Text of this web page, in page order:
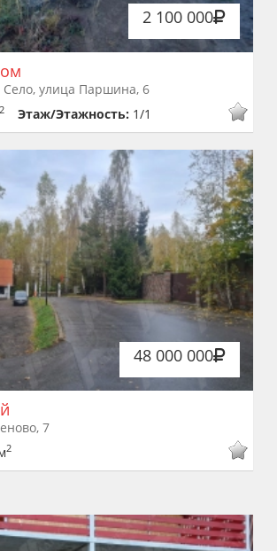
2 100 000
улица Паршина, 6
2 Этаж/Этажность: 1/1
48 000 000
7
2